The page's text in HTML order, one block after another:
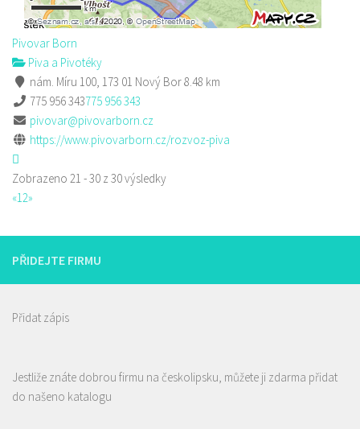
Pivovar Born
Piva a Pivotéky
nám. Míru 100, 173 01 Nový Bor8.48 km
775 956 343775 956 343
pivovar@pivovarborn.cz
https://www.pivovarborn.cz/rozvoz-piva
Zobrazeno 21 - 30 z 30 výsledky
«12»
PŘIDEJTE FIRMU
Přidat zápis
Jestliže znáte dobrou firmu na českolipsku, můžete ji zdarma přidat
do našeno katalogu